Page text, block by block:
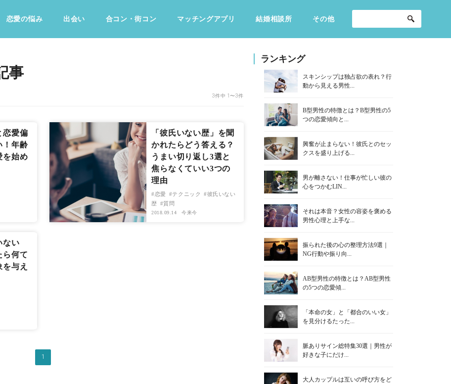
恋愛の悩み 出会い 合コン・街コン マッチングアプリ 結婚相談所 その他
事
3件中 1〜3件
恋愛偏
！年齢
を始め
「彼氏いない歴」を聞
かれたらどう答える？
うまい切り返し3選と
焦らなくていい3つの
理由
恋愛 テクニック
彼氏いない
歴
質問
2018.09.14 今来今
ない
ら何て
与え
1
ランキング
スキンシップは独占欲の表れ？行
動から見える男性...
B型男性の特徴とは？B型男性の5
つの恋愛傾向と...
興奮が止まらない！彼氏とのセッ
クスを盛り上げる...
男が離さない！仕事が忙しい彼の
心をつかむLIN...
それは本音？女性の容姿を褒める
男性心理と上手な...
振られた後の心の整理方法9選｜
NG行動や振り向...
AB型男性の特徴とは？AB型男性
の5つの恋愛傾...
「本命の女」と「都合のいい女」
を見分けるたった...
脈ありサイン総特集30選｜男性が
好きな子にだけ...
大人カップルは互いの呼び方をど